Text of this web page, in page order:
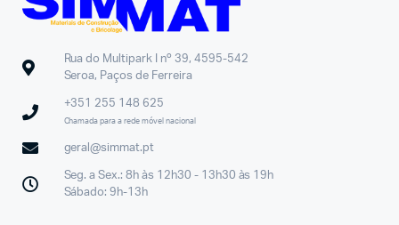
Rua do Multipark I nº 39, 4595-542
Seroa, Paços de Ferreira
+351 255 148 625
Chamada para a rede móvel nacional
geral@simmat.pt
Seg. a Sex.: 8h às 12h30 - 13h30 às 19h
Sábado: 9h-13h